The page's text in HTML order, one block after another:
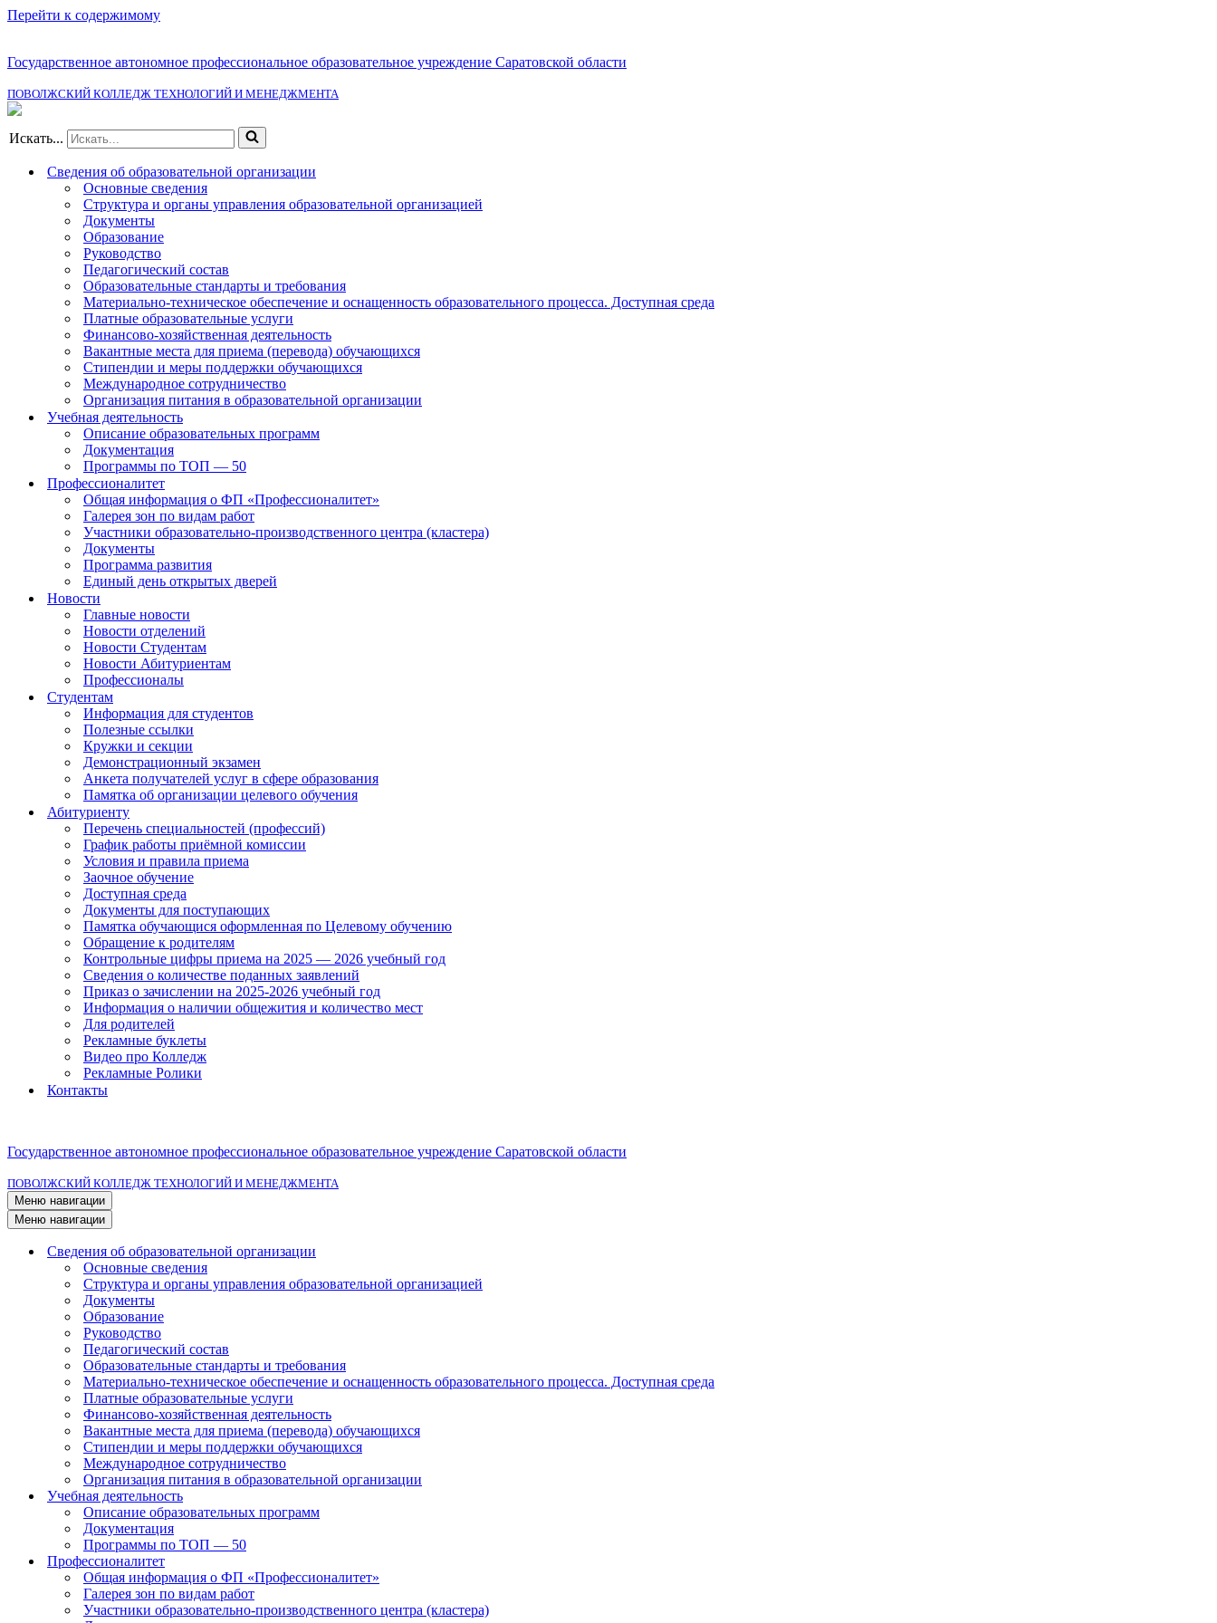
Перейти к содержимому
Государственное автономное профессиональное образовательное учреждение Саратовской области
ПОВОЛЖСКИЙ КОЛЛЕДЖ ТЕХНОЛОГИЙ И МЕНЕДЖМЕНТА
Искать...
Сведения об образовательной организации
Основные сведения
Структура и органы управления образовательной организацией
Документы
Образование
Руководство
Педагогический состав
Образовательные стандарты и требования
Материально-техническое обеспечение и оснащенность образовательного процесса. Доступная среда
Платные образовательные услуги
Финансово-хозяйственная деятельность
Вакантные места для приема (перевода) обучающихся
Стипендии и меры поддержки обучающихся
Международное сотрудничество
Организация питания в образовательной организации
Учебная деятельность
Описание образовательных программ
Документация
Программы по ТОП — 50
Профессионалитет
Общая информация о ФП «Профессионалитет»
Галерея зон по видам работ
Участники образовательно-производственного центра (кластера)
Документы
Программа развития
Единый день открытых дверей
Новости
Главные новости
Новости отделений
Новости Студентам
Новости Абитуриентам
Профессионалы
Студентам
Информация для студентов
Полезные ссылки
Кружки и секции
Демонстрационный экзамен
Анкета получателей услуг в сфере образования
Памятка об организации целевого обучения
Абитуриенту
Перечень специальностей (профессий)
График работы приёмной комиссии
Условия и правила приема
Заочное обучение
Доступная среда
Документы для поступающих
Памятка обучающися оформленная по Целевому обучению
Обращение к родителям
Контрольные цифры приема на 2025 — 2026 учебный год
Сведения о количестве поданных заявлений
Приказ о зачислении на 2025-2026 учебный год
Информация о наличии общежития и количество мест
Для родителей
Рекламные буклеты
Видео про Колледж
Рекламные Ролики
Контакты
Государственное автономное профессиональное образовательное учреждение Саратовской области
ПОВОЛЖСКИЙ КОЛЛЕДЖ ТЕХНОЛОГИЙ И МЕНЕДЖМЕНТА
Меню навигации
Меню навигации
Сведения об образовательной организации
Основные сведения
Структура и органы управления образовательной организацией
Документы
Образование
Руководство
Педагогический состав
Образовательные стандарты и требования
Материально-техническое обеспечение и оснащенность образовательного процесса. Доступная среда
Платные образовательные услуги
Финансово-хозяйственная деятельность
Вакантные места для приема (перевода) обучающихся
Стипендии и меры поддержки обучающихся
Международное сотрудничество
Организация питания в образовательной организации
Учебная деятельность
Описание образовательных программ
Документация
Программы по ТОП — 50
Профессионалитет
Общая информация о ФП «Профессионалитет»
Галерея зон по видам работ
Участники образовательно-производственного центра (кластера)